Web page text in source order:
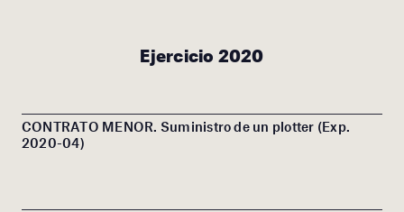
Ejercicio 2020
CONTRATO MENOR. Suministro de un plotter (Exp.
2020-04)